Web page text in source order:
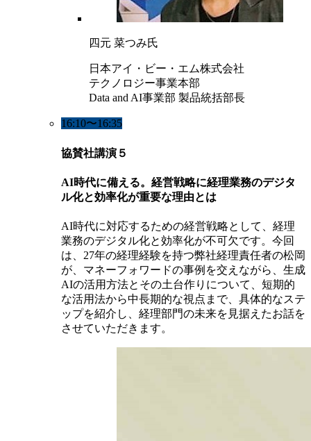
四元 菜つみ氏
日本アイ・ビー・エム株式会社
テクノロジー事業本部
Data and AI事業部 製品統括部長
16:10〜16:35
協賛社講演５
AI時代に備える。経営戦略に経理業務のデジタ
ル化と効率化が重要な理由とは
AI時代に対応するための経営戦略として、経理
業務のデジタル化と効率化が不可欠です。今回
は、27年の経理経験を持つ弊社経理責任者の松岡
が、マネーフォワードの事例を交えながら、生成
AIの活用方法とその土台作りについて、短期的
な活用法から中長期的な視点まで、具体的なステ
ップを紹介し、経理部門の未来を見据えたお話を
させていただきます。